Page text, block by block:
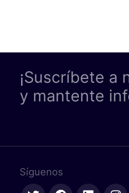
¡Suscríbete a
y mantente
Síguenos